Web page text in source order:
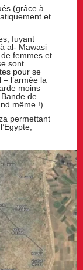
(grâce à
et
fuyant
al- Mawasi
de femmes et
sont
pour se
l’armée la
moins
de
même !).
permettant